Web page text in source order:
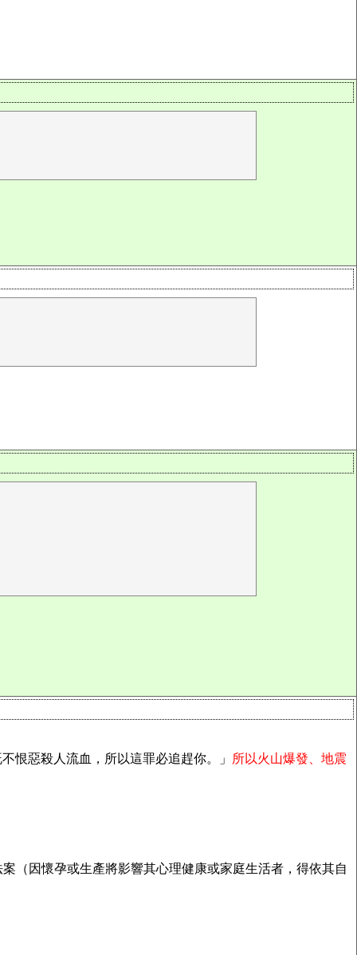
恨惡殺人流血，所以這罪必追趕你。」
所以火山爆發、地震
（因懷孕或生產將影響其心理健康或家庭生活者，得依其自